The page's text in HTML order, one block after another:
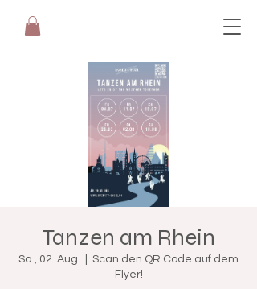
Tanzen am Rhein
Sa., 02. Aug.
Scan den QR Code auf dem
Flyer!